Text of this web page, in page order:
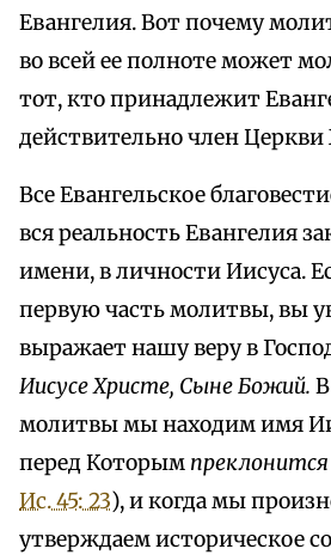
Евангелия. Вот почему
во всей ее полноте может
тот, кто принадлежит
действительно член Церкви
Все Евангельское
вся реальность Евангелия
имени, в личности Иисуса.
первую часть молитвы, вы
выражает нашу веру в
Иисусе Христе, Сыне Божий.
молитвы мы находим имя
перед Которым преклонится
Ис. 45: 23), и когда мы
утверждаем историческое